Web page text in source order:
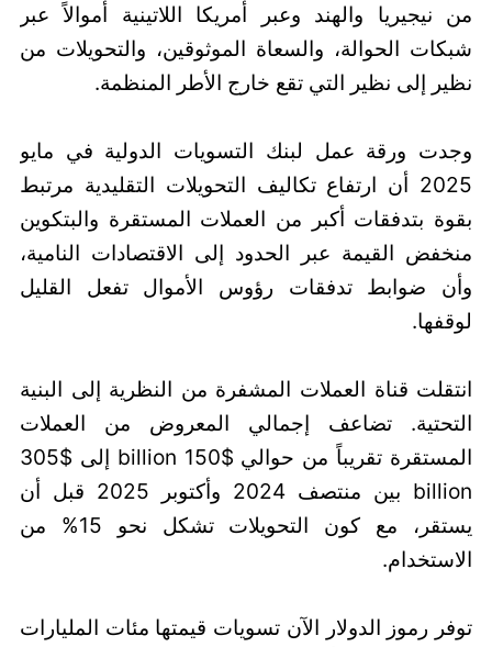
من نيجيريا والهند وعبر أمريكا اللاتينية أموالاً عبر
شبكات الحوالة، والسعاة الموثوقين، والتحويلات من
نظير إلى نظير التي تقع خارج الأطر المنظمة.
وجدت ورقة عمل لبنك التسويات الدولية في مايو
2025 أن ارتفاع تكاليف التحويلات التقليدية مرتبط
بقوة بتدفقات أكبر من العملات المستقرة والبتكوين
منخفض القيمة عبر الحدود إلى الاقتصادات النامية،
وأن ضوابط تدفقات رؤوس الأموال تفعل القليل
لوقفها.
انتقلت قناة العملات المشفرة من النظرية إلى البنية
التحتية. تضاعف إجمالي المعروض من العملات
المستقرة تقريباً من حوالي $150 billion إلى $305
billion بين منتصف 2024 وأكتوبر 2025 قبل أن
يستقر، مع كون التحويلات تشكل نحو 15% من
الاستخدام.
توفر رموز الدولار الآن تسويات قيمتها مئات المليارات